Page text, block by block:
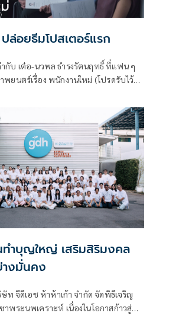
ล่อยธีมโปสเตอร์แรก
เต๋อ-นวพล ธำรงรัตนฤทธิ์ ที่แฟน ๆ
ยนตร์เรื่อง พนักงานใหม่ (โปรดรับไว้
Studios เข้าฉาย 29 มกราคมนี้ ในโรงภาพยนตร์
ทำบุญใหญ่ เสริมสิริมงคล
างมั่นคง
ท จีดีเอช ห้าห้าเก้า จำกัด จัดพิธีเจริญ
พระนพเคราะห์ เนื่องในโอกาสก้าวสู่ปี